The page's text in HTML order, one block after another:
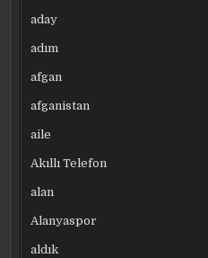
aday
adım
afgan
afganistan
aile
Akıllı Telefon
alan
Alanyaspor
aldık